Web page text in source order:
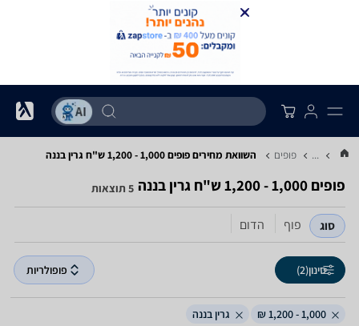
... פופים השוואת מחירים פופים ‏1,000 - 1,200 ‏ש"ח ‏גרין בננה
פופים ‏1,000 - 1,200 ‏ש"ח ‏גרין בננה 5 תוצאות
סוג פוף הדום
סינון(2) פופולריות
1,000 - 1,200 ₪ גרין בננה